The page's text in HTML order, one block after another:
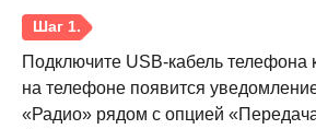
Подключите USB-кабель телефона
на телефоне появится
«Радио» рядом с опцией